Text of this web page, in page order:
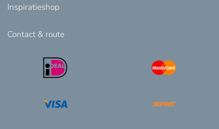
Inspiratieshop
Contact & route